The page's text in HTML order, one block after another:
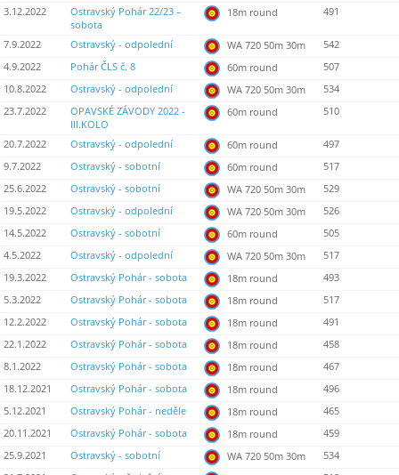
3.12.2022
Ostravský Pohár 22/23 –
sobota
18m round 491
7.9.2022 Ostravský - odpolední WA 720 50m 30m
542
4.9.2022
Pohár ČLS č. 8 60m round
507
10.8.2022
Ostravský - odpolední WA 720 50m 30m
534
23.7.2022
OPAVSKÉ ZÁVODY 2022 -
III.KOLO
60m round 510
20.7.2022 Ostravský - odpolední 60m round
497
9.7.2022
Ostravský - sobotní 60m round
517
25.6.2022
Ostravský - sobotní WA 720 50m 30m
529
19.5.2022
Ostravský - odpolední WA 720 50m 30m
526
14.5.2022
Ostravský - sobotní 60m round
505
4.5.2022
Ostravský - odpolední WA 720 50m 30m
517
19.3.2022
Ostravský Pohár - sobota 18m round
493
5.3.2022
Ostravský Pohár - sobota 18m round
517
12.2.2022
Ostravský Pohár - sobota 18m round
491
22.1.2022
Ostravský Pohár - sobota 18m round
458
8.1.2022
Ostravský Pohár - sobota 18m round
467
18.12.2021
Ostravský Pohár - sobota 18m round
496
5.12.2021
Ostravský Pohár - neděle 18m round
465
20.11.2021
Ostravský Pohár - sobota 18m round
459
25.9.2021
Ostravský - sobotní WA 720 50m 30m
534